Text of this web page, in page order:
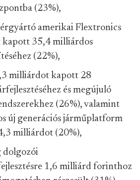
(23%),
amerikai Flextronics
35,4 milliárdos
(22%),
milliárdot kapott 28
és megújuló
(26%), valamint
új generációs járműplatform
milliárdot (20%),
dolgozói
1,6 milliárd forinthoz